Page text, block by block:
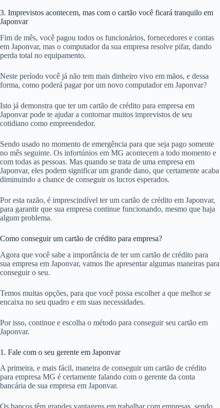
3. Imprevistos acontecem, mas com o cartão você ficará tranquilo em
Japonvar
Fim de mês, você pagou todos os funcionários, fornecedores e contas
em Japonvar, mas o computador da sua empresa resolve pifar, dando
perda total no equipamento.
Neste período você já não tem mais dinheiro vivo em mãos, e dessa
forma, como poderá pagar por um novo computador em Japonvar?
Isto já demonstra que ter um cartão de crédito para empresa em
Japonvar pode te ajudar a contornar muitos imprevistos de seu
cotidiano como empreendedor.
Sendo usado no momento de emergência para que seja pago somente
no mês seguinte. Os infortúnios em MG acontecem a todo momento e
com todas as pessoas. Mas quando se trata de uma empresa em
Japonvar, eles podem significar um grande dano, que certamente acaba
diminuindo a chance de conseguir os lucros esperados.
Por esta razão, é imprescindível ter um cartão de crédito em Japonvar,
para garantir que sua empresa continue funcionando, mesmo que haja
algum problema.
Como conseguir um cartão de crédito para empresa?
Agora que você sabe a importância de ter um cartão de crédito para
sua empresa em Japonvar, vamos lhe apresentar algumas maneiras para
conseguir o seu.
Temos muitas opções, para que você possa escolher a que melhor se
encaixa no seu quadro e em suas necessidades.
Por isso, continue e escolha o método para conseguir seu cartão em
Japonvar.
1. Fale com o seu gerente em Japonvar
A primeira, e mais fácil, maneira de conseguir um cartão de crédito
para empresa MG é certamente falando com o gerente da conta
bancária de sua empresa em Japonvar.